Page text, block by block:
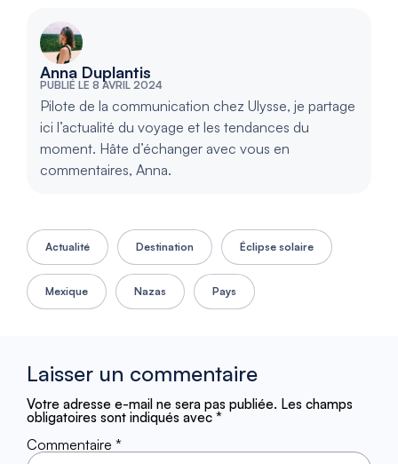
Anna Duplantis
PUBLIÉ LE 8 AVRIL 2024
Pilote de la communication chez Ulysse, je partage
ici l’actualité du voyage et les tendances du
moment. Hâte d’échanger avec vous en
commentaires, Anna.
Actualité Destination Éclipse solaire
Mexique Nazas Pays
Laisser un commentaire
Votre adresse e-mail ne sera pas publiée. Les champs
obligatoires sont indiqués avec *
Commentaire *